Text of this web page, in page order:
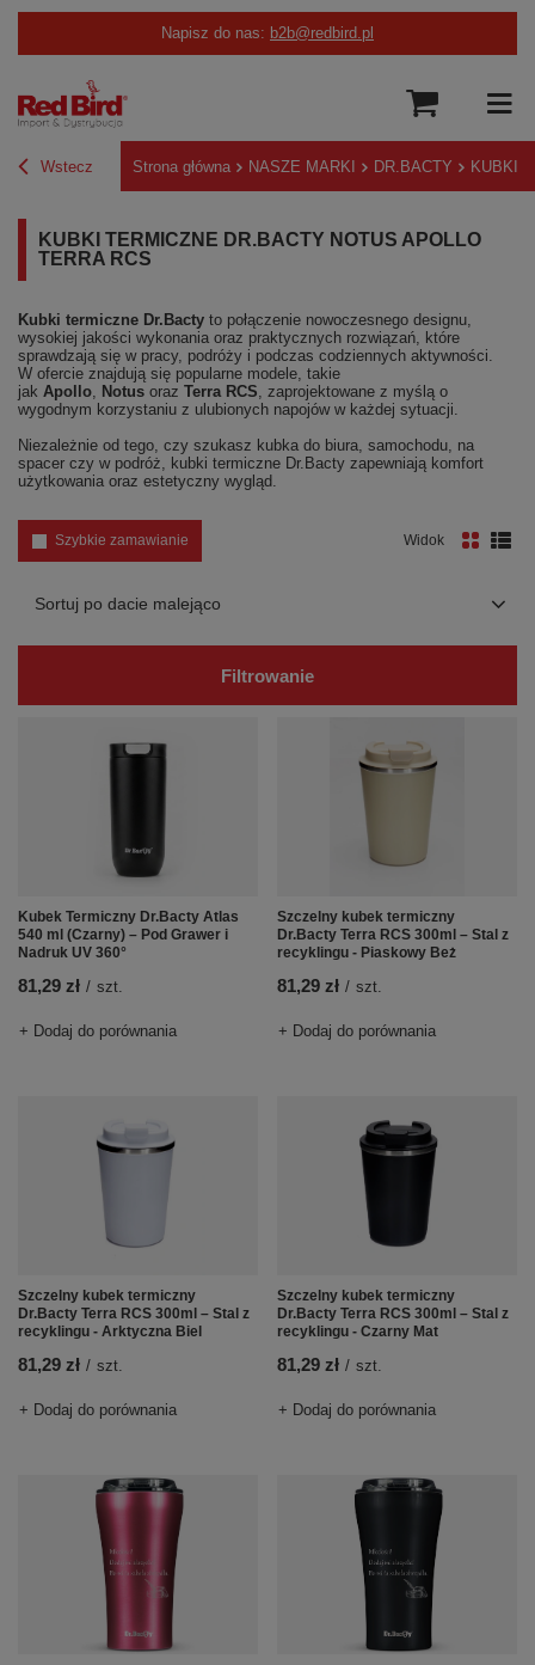
Napisz do nas: b2b@redbird.pl
Wstecz Strona główna NASZE MARKI DR.BACTY KUBKI
KUBKI TERMICZNE DR.BACTY NOTUS APOLLO
TERRA RCS
Kubki termiczne Dr.Bacty to połączenie nowoczesnego designu,
wysokiej jakości wykonania oraz praktycznych rozwiązań, które
sprawdzają się w pracy, podróży i podczas codziennych aktywności.
W ofercie znajdują się popularne modele, takie
jak Apollo, Notus oraz Terra RCS, zaprojektowane z myślą o
wygodnym korzystaniu z ulubionych napojów w każdej sytuacji.
Niezależnie od tego, czy szukasz kubka do biura, samochodu, na
spacer czy w podróż, kubki termiczne Dr.Bacty zapewniają komfort
użytkowania oraz estetyczny wygląd.
Szybkie zamawianie
Zmień sortowanie
Sortuj po dacie malejąco
Widok
Filtrowanie
Kubek Termiczny Dr.Bacty Atlas
540 ml (Czarny) – Pod Grawer i
Nadruk UV 360°
81,29 zł / szt.
+ Dodaj do porównania
Szczelny kubek termiczny
Dr.Bacty Terra RCS 300ml – Stal z
recyklingu - Piaskowy Beż
81,29 zł / szt.
+ Dodaj do porównania
Szczelny kubek termiczny
Dr.Bacty Terra RCS 300ml – Stal z
recyklingu - Arktyczna Biel
81,29 zł / szt.
+ Dodaj do porównania
Szczelny kubek termiczny
Dr.Bacty Terra RCS 300ml – Stal z
recyklingu - Czarny Mat
81,29 zł / szt.
+ Dodaj do porównania